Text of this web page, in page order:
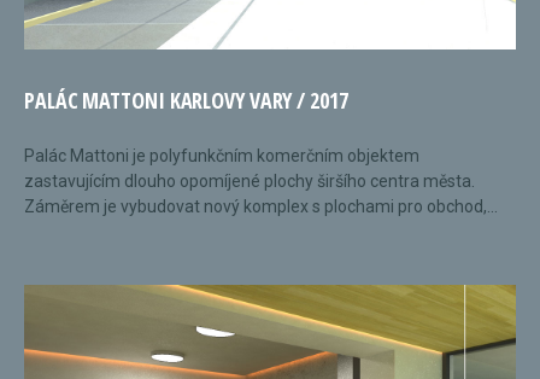
PALÁC MATTONI KARLOVY VARY / 2017
Palác Mattoni je polyfunkčním komerčním objektem
zastavujícím dlouho opomíjené plochy širšího centra města.
Záměrem je vybudovat nový komplex s plochami pro obchod,...